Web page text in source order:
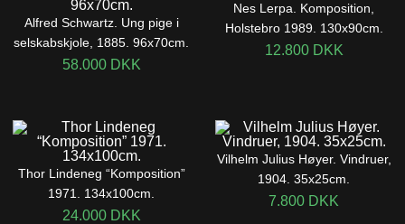
Alfred Schwartz. Ung pige i
selskabskjole, 1885. 96x70cm.
58.000 DKK
Nes Lerpa. Komposition,
Holstebro 1989. 130x90cm.
12.800 DKK
Thor Lindeneg “Komposition”
1971. 134x100cm.
24.000 DKK
Vilhelm Julius Høyer. Vindruer,
1904. 35x25cm.
7.800 DKK